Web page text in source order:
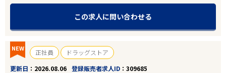
この求人に問い合わせる
NEW 正社員
ドラッグストア
更新日
2026.08.06 登録販売者求人ID 309685